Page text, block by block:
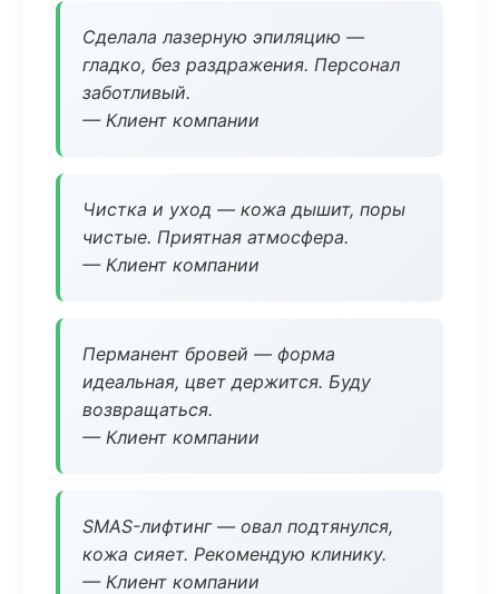
Сделала лазерную эпиляцию —
гладко, без раздражения. Персонал
заботливый.
— Клиент компании
Чистка и уход — кожа дышит, поры
чистые. Приятная атмосфера.
— Клиент компании
Перманент бровей — форма
идеальная, цвет держится. Буду
возвращаться.
— Клиент компании
SMAS-лифтинг — овал подтянулся,
кожа сияет. Рекомендую клинику.
— Клиент компании